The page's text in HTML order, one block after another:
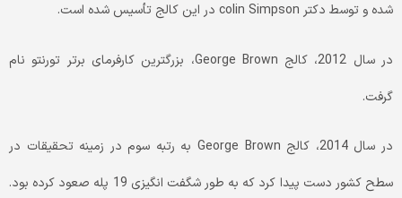
شده­ و توسط دکتر colin Simpson در این کالج تأسیس شده ­است.
در سال 2012، کالج George Brown، بزرگترین کارفرمای برتر تورنتو نام
گرفت.
در سال 2014، کالج George Brown به رتبه سوم در زمینه تحقیقات در
سطح کشور دست پیدا کرد که به طور شگفت ­انگیزی 19 پله صعود کرده­ بود.